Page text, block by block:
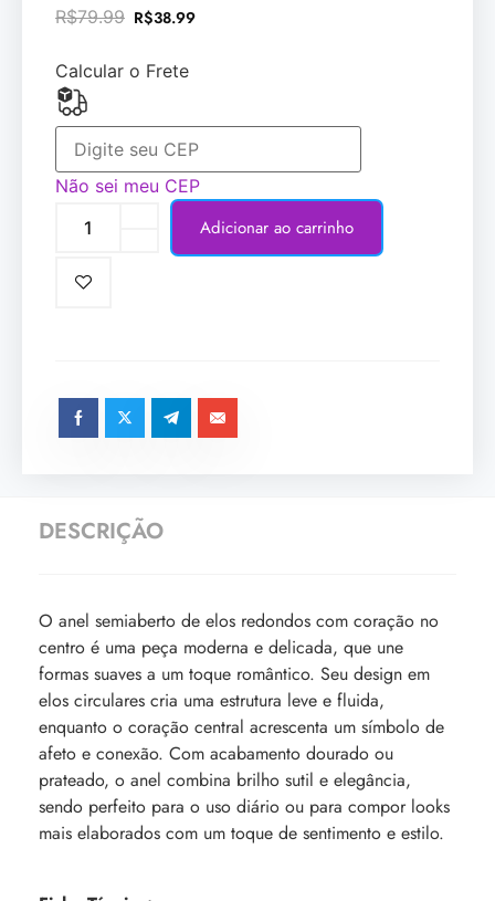
R$79.99 R$38.99
Calcular o Frete
Não sei meu CEP
Adicionar ao carrinho
DESCRIÇÃO
O anel semiaberto de elos redondos com coração no
centro é uma peça moderna e delicada, que une
formas suaves a um toque romântico. Seu design em
elos circulares cria uma estrutura leve e fluida,
enquanto o coração central acrescenta um símbolo de
afeto e conexão. Com acabamento dourado ou
prateado, o anel combina brilho sutil e elegância,
sendo perfeito para o uso diário ou para compor looks
mais elaborados com um toque de sentimento e estilo.